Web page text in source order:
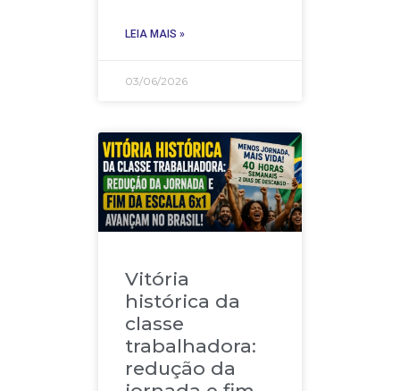
LEIA MAIS »
03/06/2026
Vitória
histórica da
classe
trabalhadora:
redução da